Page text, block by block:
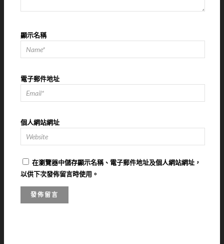
顯示名稱
電子郵件地址
個人網站網址
在瀏覽器中儲存顯示名稱、電子郵件地址及個人網站網址，
以供下次發佈留言時使用。